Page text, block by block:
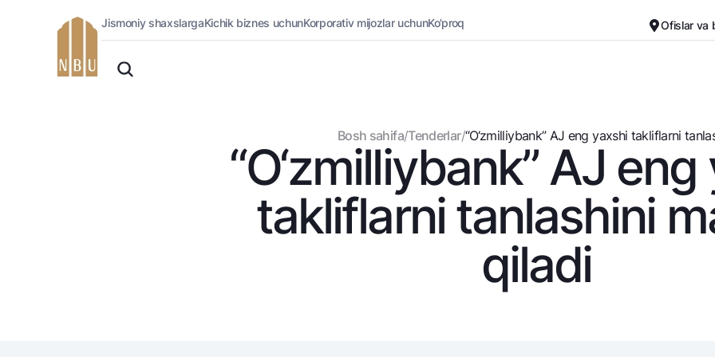
O'zbek Onlayn-bank
Jismoniy shaxslarga (Milliy)
Omonatlar
Hamma uchun
Jozibali
Vozmojno vse
Kartalar
Bepul
Premial
Sayohatchiga
Jismoniy shaxslargaKichik biznes uchunKorporativ mijozlar uchunKo'proq Ofislar va
Oq-qora versiya
Ovozni yoqish
Bosh sahifa/Tenderlar/“O‘zmilliybank” AJ eng yaxshi takliflarni
“O‘zmilliybank” AJ
takliflarni tanlashini
qiladi